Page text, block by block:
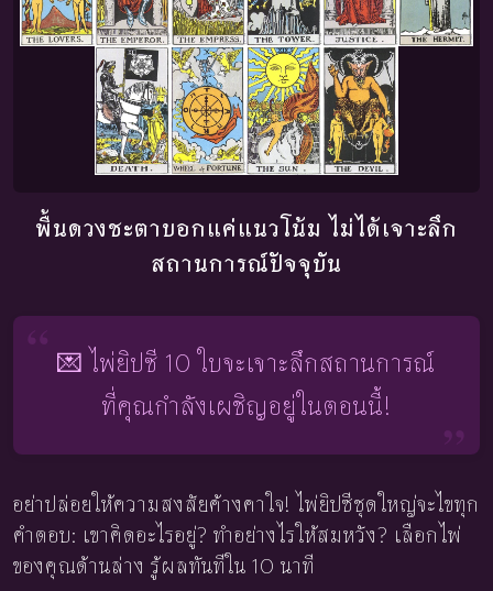
พื้นดวงชะตาบอกแค่แนวโน้ม ไม่ได้เจาะลึก
สถานการณ์ปัจจุบัน
💌 ไพ่ยิปซี 10 ใบจะเจาะลึกสถานการณ์
ที่คุณกำลังเผชิญอยู่ในตอนนี้!
อย่าปล่อยให้ความสงสัยค้างคาใจ! ไพ่ยิปซีชุดใหญ่จะไขทุก
คำตอบ: เขาคิดอะไรอยู่? ทำอย่างไรให้สมหวัง? เลือกไพ่
ของคุณด้านล่าง รู้ผลทันทีใน 10 นาที